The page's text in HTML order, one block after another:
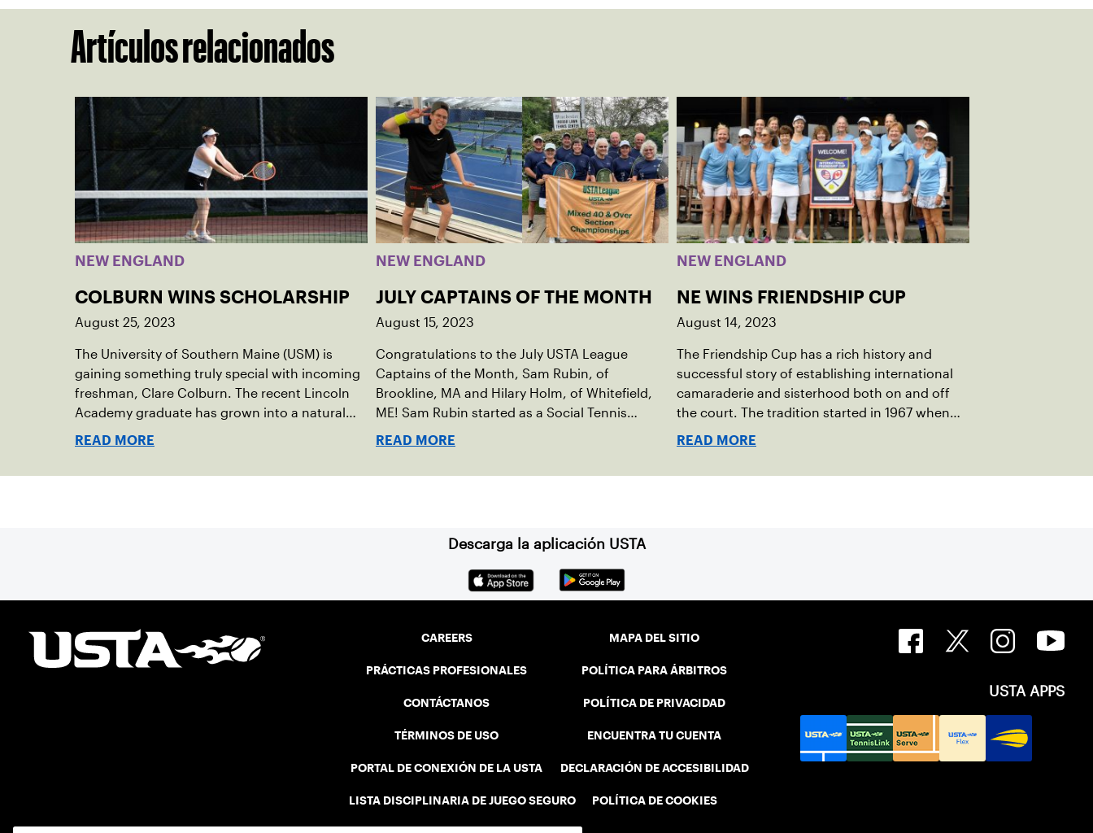
Artículos relacionados
NEW ENGLAND
COLBURN WINS SCHOLARSHIP
August 25, 2023
The University of Southern Maine (USM) is
gaining something truly special with incoming
freshman, Clare Colburn. The recent Lincoln
Academy graduate has grown into a natural
leader both on the tennis courts and off, and
READ MORE
NEW ENGLAND
JULY CAPTAINS OF THE MONTH
August 15, 2023
Congratulations to the July USTA League
Captains of the Month, Sam Rubin, of
Brookline, MA and Hilary Holm, of Whitefield,
ME! Sam Rubin started as a Social Tennis
League player, where he’s played in Boston
Dorchester, to a first-place finish.
READ MORE
NEW ENGLAND
NE WINS FRIENDSHIP CUP
August 14, 2023
The Friendship Cup has a rich history and
successful story of establishing international
camaraderie and sisterhood both on and off
the court. The tradition started in 1967 when
Walter Foeger of Vermont was looking to
READ MORE
Descarga la aplicación USTA
CAREERS
PRÁCTICAS PROFESIONALES
CONTÁCTANOS
TÉRMINOS DE USO
PORTAL DE CONEXIÓN DE LA USTA
LISTA DISCIPLINARIA DE JUEGO SEGURO
MAPA DEL SITIO
POLÍTICA PARA ÁRBITROS
POLÍTICA DE PRIVACIDAD
ENCUENTRA TU CUENTA
DECLARACIÓN DE ACCESIBILIDAD
POLÍTICA DE COOKIES
USTA APPS